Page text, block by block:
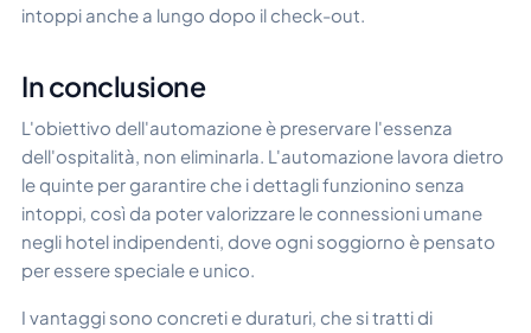
intoppi anche a lungo dopo il check-out.
In conclusione
L'obiettivo dell'automazione è preservare l'essenza
dell'ospitalità, non eliminarla. L'automazione lavora dietro
le quinte per garantire che i dettagli funzionino senza
intoppi, così da poter valorizzare le connessioni umane
negli hotel indipendenti, dove ogni soggiorno è pensato
per essere speciale e unico.
I vantaggi sono concreti e duraturi, che si tratti di